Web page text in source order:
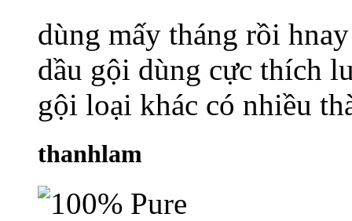
dùng mấy tháng rồi
dầu gội dùng cực thích
gội loại khác có nhiều
thanhlam